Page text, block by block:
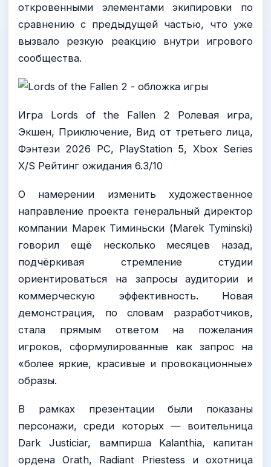
откровенными элементами экипировки по
сравнению с предыдущей частью, что уже
вызвало резкую реакцию внутри игрового
сообщества.
Игра Lords of the Fallen 2 Ролевая игра,
Экшен, Приключение, Вид от третьего лица,
Фэнтези 2026 PC, PlayStation 5, Xbox Series
X/S Рейтинг ожидания 6.3/10
О намерении изменить художественное
направление проекта генеральный директор
компании Марек Тиминьски (Marek Tyminski)
говорил ещё несколько месяцев назад,
подчёркивая стремление студии
ориентироваться на запросы аудитории и
коммерческую эффективность. Новая
демонстрация, по словам разработчиков,
стала прямым ответом на пожелания
игроков, сформулированные как запрос на
«более яркие, красивые и провокационные»
образы.
В рамках презентации были показаны
персонажи, среди которых — воительница
Dark Justiciar, вампирша Kalanthia, капитан
ордена Orath, Radiant Priestess и охотница